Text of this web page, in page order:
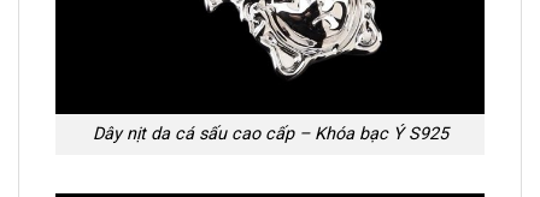
Dây nịt da cá sấu cao cấp – Khóa bạc Ý S925